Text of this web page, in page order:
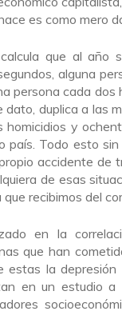
es como mero
que al año
alguna
persona cada dos
duplica a las
y
país. Todo esto
accidente de
de esas
recibimos del
en la
que han
la depresión
en un estudio a